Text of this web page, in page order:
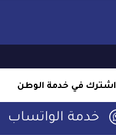
اشترك في خدمة الوطن
خدمة الواتساب